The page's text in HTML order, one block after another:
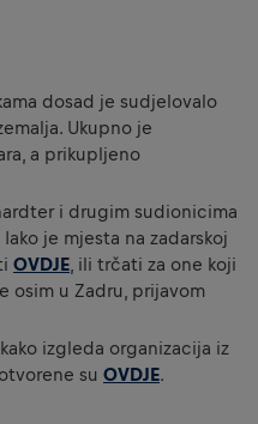
dosad je sudjelovalo
Ukupno je
a prikupljeno
i drugim sudionicima
je mjesta na zadarskoj
OVDJE , ili trčati za one koji
osim u Zadru, prijavom
izgleda organizacija iz
su OVDJE.